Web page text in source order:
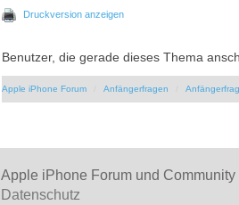
Druckversion anzeigen
Benutzer, die gerade dieses Thema
Apple iPhone Forum Anfängerfragen
Apple iPhone Forum und Community
Datenschutz